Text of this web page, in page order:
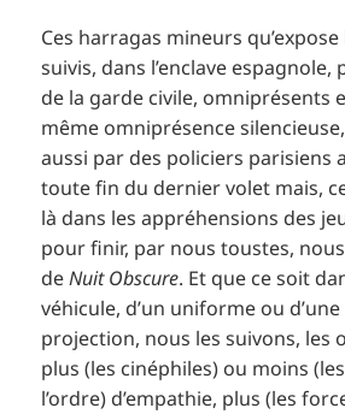
Ces harragas mineurs
suivis, dans l’enclave espagnole,
de la garde civile, omniprésents
même omniprésence
aussi par des policiers parisiens
toute fin du dernier volet mais,
là dans les appréhensions des
pour finir, par nous toustes,
deNuit Obscure. Et que ce soit
véhicule, d’un uniforme ou
projection, nous les suivons, les
plus (les cinéphiles) ou moins
l’ordre) d’empathie, plus (les